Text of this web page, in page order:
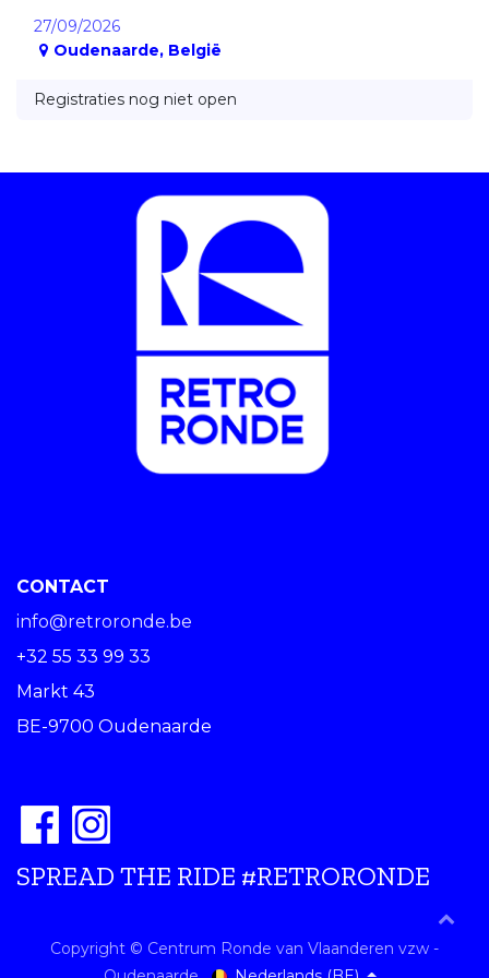
27/09/2026
Oudenaarde, België
Registraties nog niet open
CONTACT
info@retroronde.be
+32 55 33 99 33
Markt 43
BE-9700 Oudenaarde
SPREAD THE RIDE #RETRORONDE
Copyright © Centrum Ronde van Vlaanderen vzw -